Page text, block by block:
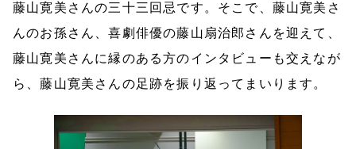
藤山寛美さんの三十三回忌です。そこで、藤山寛美さ
んのお孫さん、喜劇俳優の藤山扇治郎さんを迎えて、
藤山寛美さんに縁のある方のインタビューも交えなが
ら、藤山寛美さんの足跡を振り返ってまいります。